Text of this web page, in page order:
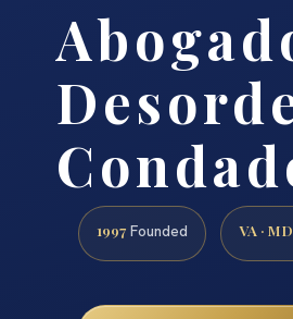
1997 Founded VA · MD